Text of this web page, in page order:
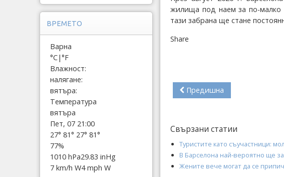
жилища под наем за по-
тази забрана ще стане
Share
Предишна
Свързани статии
Туристите като съучастници:
В Барселона най-вероятно ще
Жените вече могат да се
ВРЕМЕТО
Варна
°C|°F
Влажност:
налягане:
вятъра:
Температура
вятъра
Пет, 07 21:00
27° 81° 27° 81°
77%
1010 hPa29.83 inHg
7 km/h W4 mph W